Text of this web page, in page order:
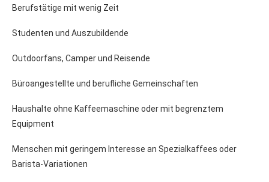
Berufstätige mit wenig Zeit
Studenten und Auszubildende
Outdoorfans, Camper und Reisende
Büroangestellte und berufliche Gemeinschaften
Haushalte ohne Kaffeemaschine oder mit begrenztem
Equipment
Menschen mit geringem Interesse an Spezialkaffees oder
Barista-Variationen